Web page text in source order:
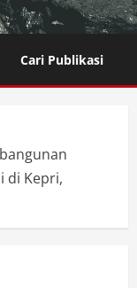
Cari Publikasi
di Kepri,